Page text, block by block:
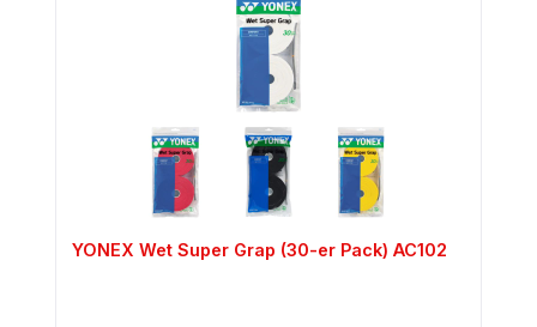
YONEX Wet Super Grap (30-er Pack) AC102